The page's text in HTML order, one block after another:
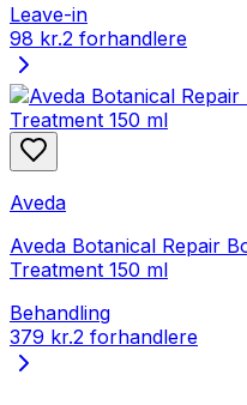
Leave-in
98 kr.2 forhandlere
Aveda
Aveda Botanical Repair
Treatment 150 ml
Behandling
379 kr.2 forhandlere